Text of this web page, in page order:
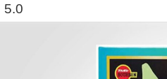
5.0